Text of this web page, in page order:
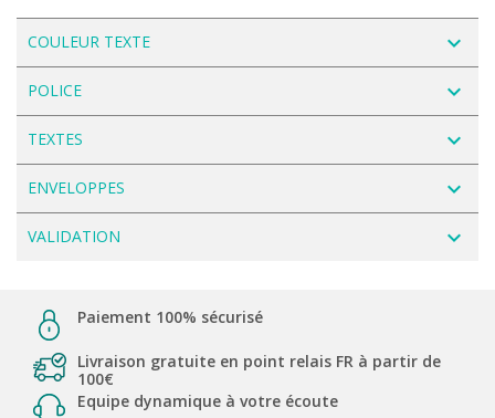
COULEUR TEXTE navigate_next
POLICE navigate_next
TEXTES navigate_next
ENVELOPPES navigate_next
VALIDATION navigate_next
Paiement 100% sécurisé
Livraison gratuite en point relais FR à partir de
100€
Equipe dynamique à votre écoute